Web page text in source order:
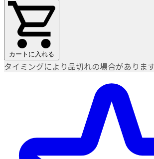
カートに入れる
タイミングにより品切れの場合がありま